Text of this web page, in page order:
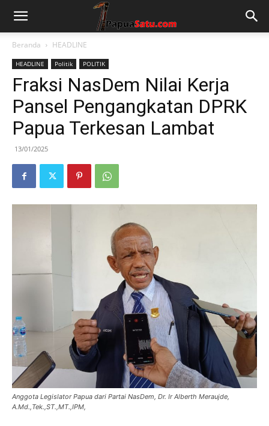
Beranda HEADLINE
HEADLINE Politik POLITIK
Fraksi NasDem Nilai Kerja
Pansel Pengangkatan DPRK
Papua Terkesan Lambat
13/01/2025
Anggota Legislator Papua dari Partai NasDem, Dr. Ir Alberth Meraujde,
A.Md.,Tek.,ST.,MT.,IPM,